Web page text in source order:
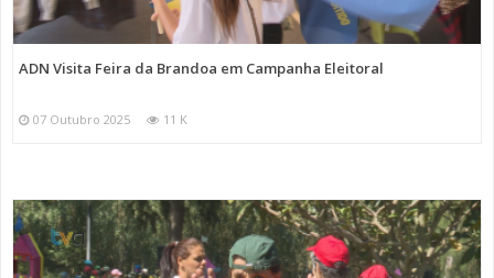
ADN Visita Feira da Brandoa em Campanha Eleitoral
07 Outubro 2025 11 K